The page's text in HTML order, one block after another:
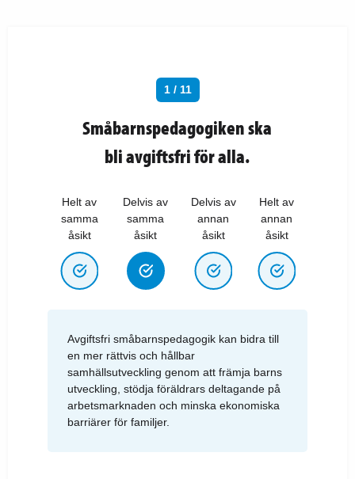
1 / 11
Småbarnspedagogiken ska
bli avgiftsfri för alla.
Helt av
samma
åsikt
Delvis av
samma
åsikt
Delvis av
annan
åsikt
Helt av
annan
åsikt
Avgiftsfri småbarnspedagogik kan bidra till
en mer rättvis och hållbar
samhällsutveckling genom att främja barns
utveckling, stödja föräldrars deltagande på
arbetsmarknaden och minska ekonomiska
barriärer för familjer.